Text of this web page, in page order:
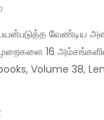
16 அம்சங்களில்
Volume 38,